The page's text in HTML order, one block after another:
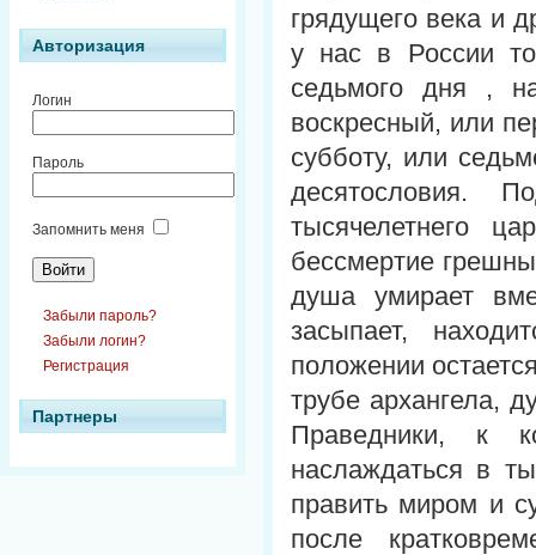
Авторизация
Логин
Пароль
Запомнить меня
Забыли пароль?
Забыли логин?
Регистрация
Партнеры
грядущего века и
у нас в России
седьмого дня ,
воскресный, или
субботу, или
десятословия.
тысячелетнего
бессмертие
душа умирает
засыпает,
положении
трубе архангела,
Праведники, к
наслаждаться в
править миром и
после